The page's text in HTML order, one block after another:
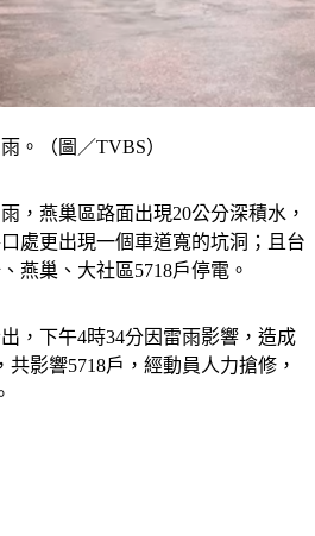
。（圖／TVBS）
，燕巢區路面出現20公分深積水，
處更出現一個車道寬的坑洞；且台
燕巢、大社區5718戶停電。
，下午4時34分因雷雨影響，造成
影響5718戶，經動員人力搶修，